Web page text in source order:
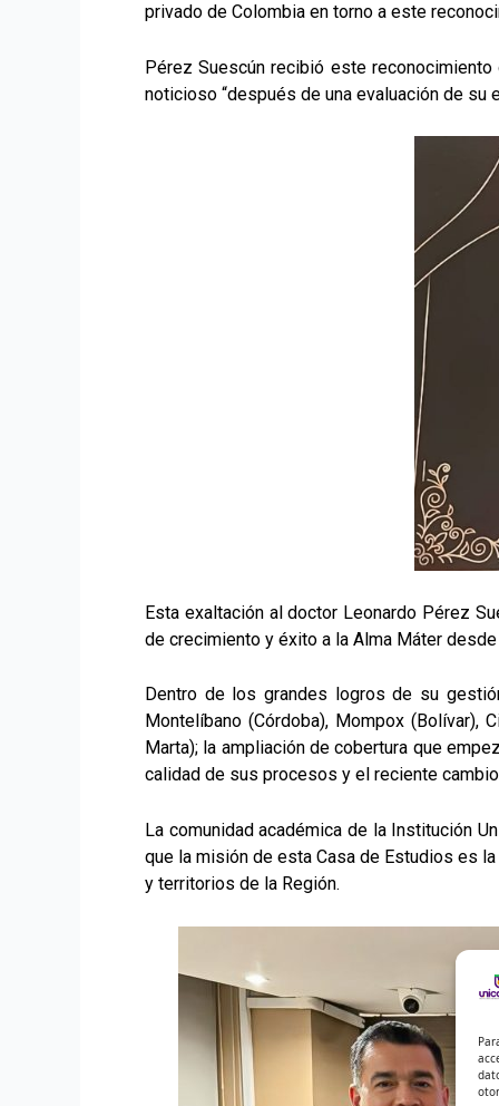
privado de Colombia en torno a este
Pérez Suescún recibió este
noticioso “después de una evaluación de
Esta exaltación al doctor Leonardo Pérez
de crecimiento y éxito a la Alma Máter
Dentro de los grandes logros de su
Montelíbano (Córdoba), Mompox (Bolívar),
Marta); la ampliación de cobertura que
calidad de sus procesos y el reciente
La comunidad académica de la Institución
que la misión de esta Casa de Estudios es
y territorios de la Región.